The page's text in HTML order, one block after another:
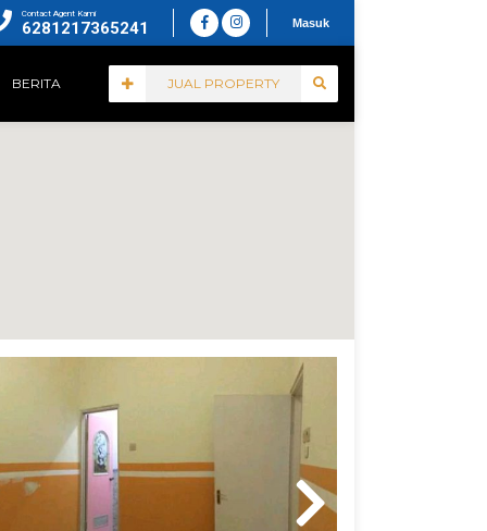
Contact Agent Kami
6281217365241 Masuk
JUAL PROPERTY
BERITA